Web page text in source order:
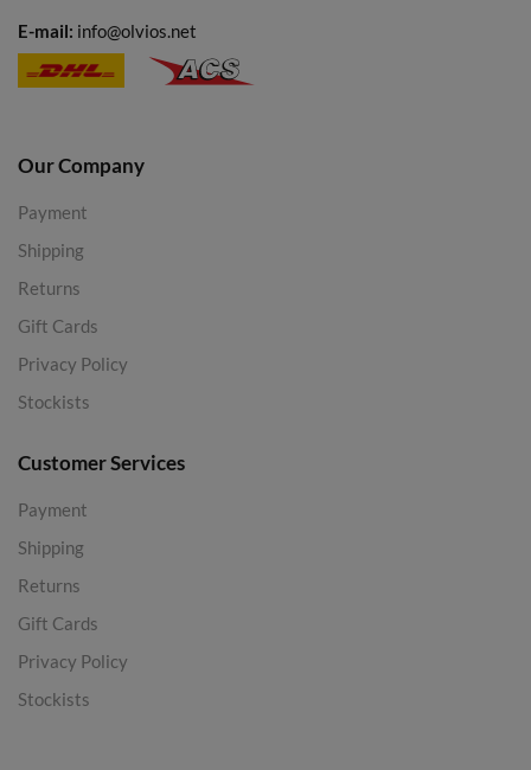
E-mail: info@olvios.net
Our Company
Payment
Shipping
Returns
Gift Cards
Privacy Policy
Stockists
Customer Services
Payment
Shipping
Returns
Gift Cards
Privacy Policy
Stockists